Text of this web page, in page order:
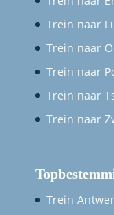
Trein naar
Trein naar
Trein naar
Trein naar
Trein naar
Trein